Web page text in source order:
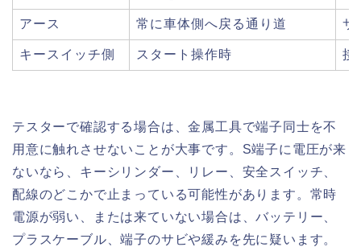
アース 常に車体側へ戻る通り道 サ
キースイッチ側 スタート操作時 接
テスターで確認する場合は、金属工具で端子同士を不
用意に触れさせないことが大事です。S端子に電圧が来
ないなら、キーシリンダー、リレー、安全スイッチ、
配線のどこかで止まっている可能性があります。常時
電源が弱い、または来ていない場合は、バッテリー、
プラスケーブル、端子のサビや緩みを先に疑います。